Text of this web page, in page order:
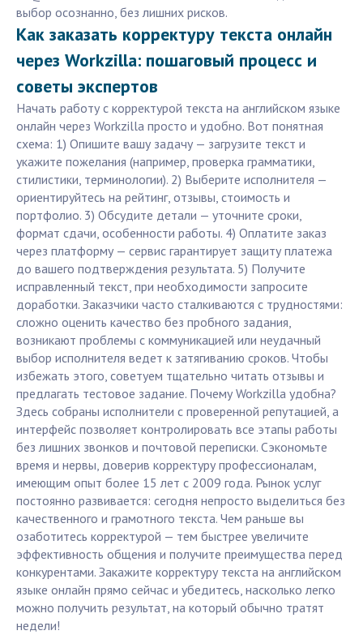
выбор осознанно, без лишних рисков.
Как заказать корректуру текста онлайн
через Workzilla: пошаговый процесс и
советы экспертов
Начать работу с корректурой текста на английском языке
онлайн через Workzilla просто и удобно. Вот понятная
схема: 1) Опишите вашу задачу — загрузите текст и
укажите пожелания (например, проверка грамматики,
стилистики, терминологии). 2) Выберите исполнителя —
ориентируйтесь на рейтинг, отзывы, стоимость и
портфолио. 3) Обсудите детали — уточните сроки,
формат сдачи, особенности работы. 4) Оплатите заказ
через платформу — сервис гарантирует защиту платежа
до вашего подтверждения результата. 5) Получите
исправленный текст, при необходимости запросите
доработки. Заказчики часто сталкиваются с трудностями:
сложно оценить качество без пробного задания,
возникают проблемы с коммуникацией или неудачный
выбор исполнителя ведет к затягиванию сроков. Чтобы
избежать этого, советуем тщательно читать отзывы и
предлагать тестовое задание. Почему Workzilla удобна?
Здесь собраны исполнители с проверенной репутацией, а
интерфейс позволяет контролировать все этапы работы
без лишних звонков и почтовой переписки. Сэкономьте
время и нервы, доверив корректуру профессионалам,
имеющим опыт более 15 лет с 2009 года. Рынок услуг
постоянно развивается: сегодня непросто выделиться без
качественного и грамотного текста. Чем раньше вы
озаботитесь корректурой — тем быстрее увеличите
эффективность общения и получите преимущества перед
конкурентами. Закажите корректуру текста на английском
языке онлайн прямо сейчас и убедитесь, насколько легко
можно получить результат, на который обычно тратят
недели!